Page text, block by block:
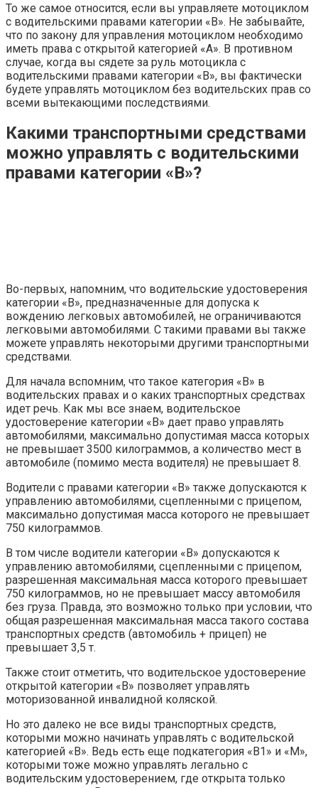
То же самое относится, если вы управляете мотоциклом
с водительскими правами категории «В». Не забывайте,
что по закону для управления мотоциклом необходимо
иметь права с открытой категорией «А». В противном
случае, когда вы сядете за руль мотоцикла с
водительскими правами категории «В», вы фактически
будете управлять мотоциклом без водительских прав со
всеми вытекающими последствиями.
Какими транспортными средствами
можно управлять с водительскими
правами категории «B»?
Во-первых, напомним, что водительские удостоверения
категории «В», предназначенные для допуска к
вождению легковых автомобилей, не ограничиваются
легковыми автомобилями. С такими правами вы также
можете управлять некоторыми другими транспортными
средствами.
Для начала вспомним, что такое категория «В» в
водительских правах и о каких транспортных средствах
идет речь. Как мы все знаем, водительское
удостоверение категории «В» дает право управлять
автомобилями, максимально допустимая масса которых
не превышает 3500 килограммов, а количество мест в
автомобиле (помимо места водителя) не превышает 8.
Водители с правами категории «В» также допускаются к
управлению автомобилями, сцепленными с прицепом,
максимально допустимая масса которого не превышает
750 килограммов.
В том числе водители категории «В» допускаются к
управлению автомобилями, сцепленными с прицепом,
разрешенная максимальная масса которого превышает
750 килограммов, но не превышает массу автомобиля
без груза. Правда, это возможно только при условии, что
общая разрешенная максимальная масса такого состава
транспортных средств (автомобиль + прицеп) не
превышает 3,5 т.
Также стоит отметить, что водительское удостоверение
открытой категории «В» позволяет управлять
моторизованной инвалидной коляской.
Но это далеко не все виды транспортных средств,
которыми можно начинать управлять с водительской
категорией «В». Ведь есть еще подкатегория «В1» и «М»,
которыми тоже можно управлять легально с
водительским удостоверением, где открыта только